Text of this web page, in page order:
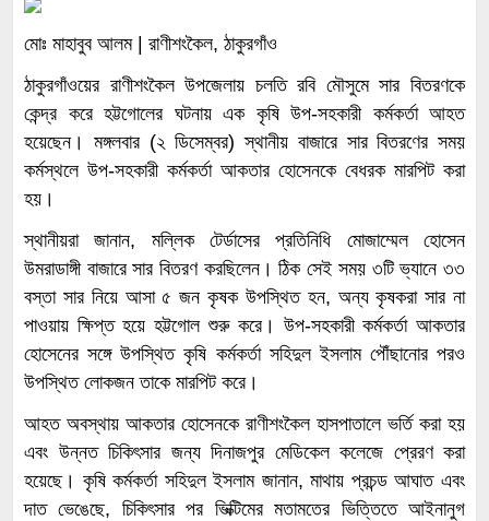
মোঃ মাহাবুব আলম | রাণীশংকৈল, ঠাকুরগাঁও
ঠাকুরগাঁওয়ের রাণীশংকৈল উপজেলায় চলতি রবি মৌসুমে সার বিতরণকে
কেন্দ্র করে হট্টগোলের ঘটনায় এক কৃষি উপ-সহকারী কর্মকর্তা আহত
হয়েছেন। মঙ্গলবার (২ ডিসেম্বর) স্থানীয় বাজারে সার বিতরণের সময়
কর্মস্থলে উপ-সহকারী কর্মকর্তা আকতার হোসেনকে বেধরক মারপিট করা
হয়।
স্থানীয়রা জানান, মল্লিক টের্ডাসের প্রতিনিধি মোজাম্মেল হোসেন
উমরাডাঙ্গী বাজারে সার বিতরণ করছিলেন। ঠিক সেই সময় ৩টি ভ্যানে ৩৩
বস্তা সার নিয়ে আসা ৫ জন কৃষক উপস্থিত হন, অন্য কৃষকরা সার না
পাওয়ায় ক্ষিপ্ত হয়ে হট্টগোল শুরু করে। উপ-সহকারী কর্মকর্তা আকতার
হোসেনের সঙ্গে উপস্থিত কৃষি কর্মকর্তা সহিদুল ইসলাম পৌঁছানোর পরও
উপস্থিত লোকজন তাকে মারপিট করে।
আহত অবস্থায় আকতার হোসেনকে রাণীশংকৈল হাসপাতালে ভর্তি করা হয়
এবং উন্নত চিকিৎসার জন্য দিনাজপুর মেডিকেল কলেজে প্রেরণ করা
হয়েছে। কৃষি কর্মকর্তা সহিদুল ইসলাম জানান, মাথায় প্রচন্ড আঘাত এবং
দাত ভেঙেছে, চিকিৎসার পর ভিক্টিমের মতামতের ভিত্তিতে আইনানুগ